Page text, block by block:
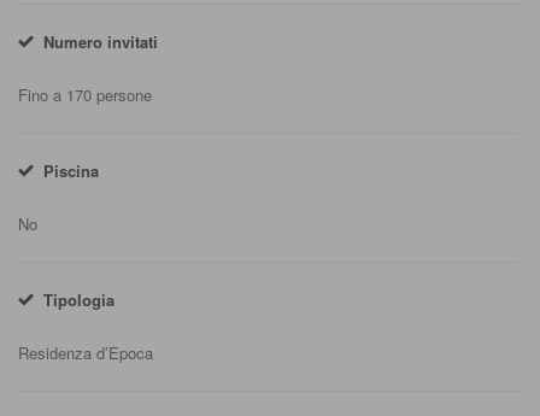
Numero invitati
Fino a 170 persone
Piscina
No
Tipologia
Residenza d’Epoca